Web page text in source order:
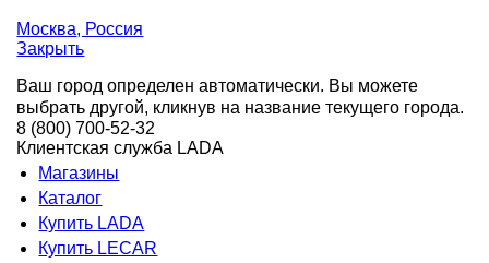
Москва, Россия
Закрыть
Ваш город определен автоматически. Вы можете
выбрать другой, кликнув на название текущего города.
8 (800) 700-52-32
Клиентская служба LADA
Магазины
Каталог
Купить LADA
Купить LECAR